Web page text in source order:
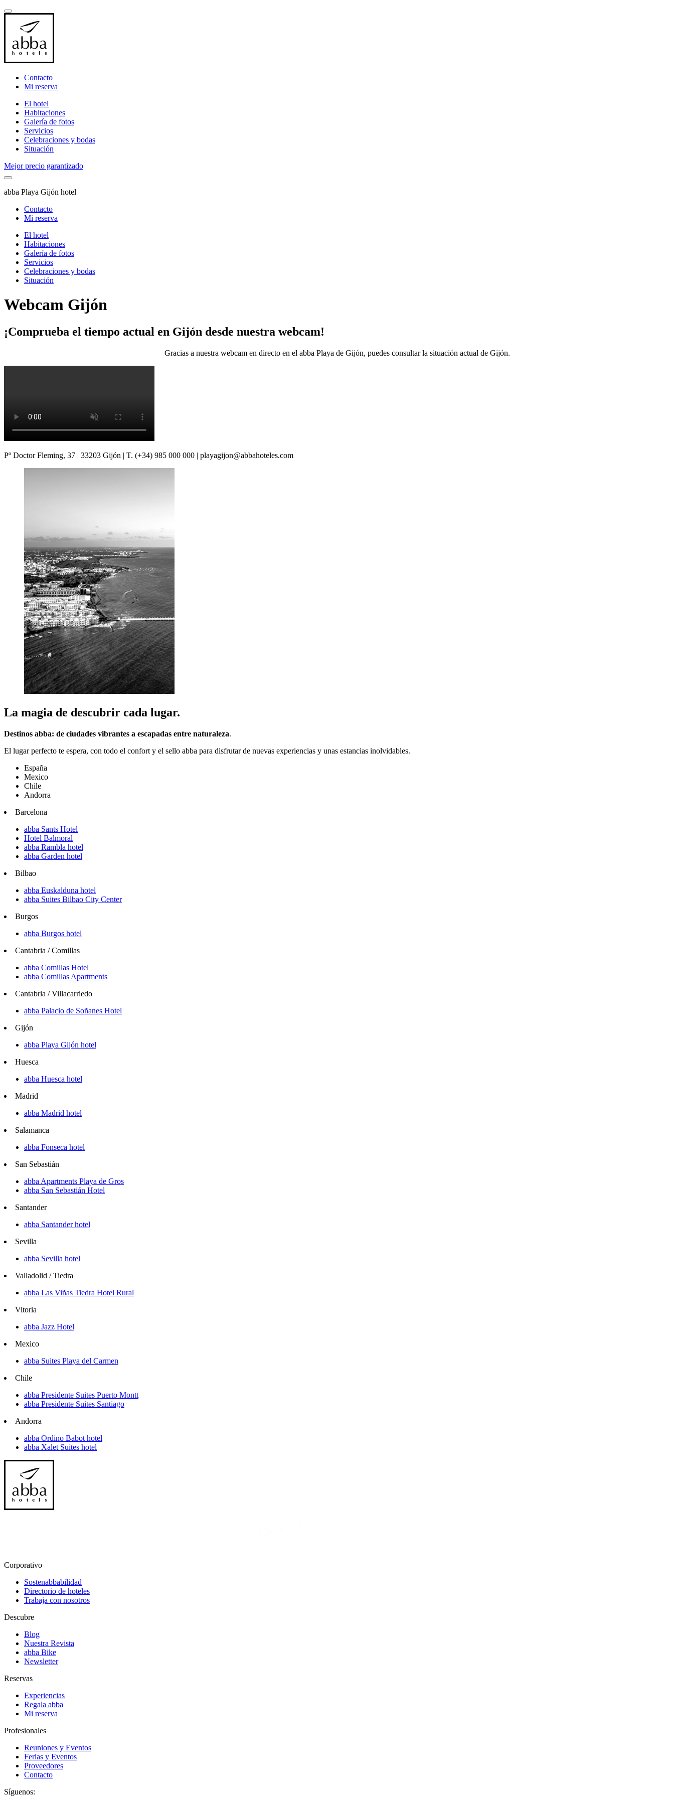
Contacto
Mi reserva
El hotel
Habitaciones
Galería de fotos
Servicios
Celebraciones y bodas
Situación
Mejor precio garantizado
abba Playa Gijón hotel
Contacto
Mi reserva
El hotel
Habitaciones
Galería de fotos
Servicios
Celebraciones y bodas
Situación
Webcam Gijón
¡Comprueba el tiempo actual en Gijón desde nuestra webcam!
Gracias a nuestra webcam en directo en el abba Playa de Gijón, puedes consultar la situación actual de Gijón.
Pº Doctor Fleming, 37 | 33203 Gijón | T. (+34) 985 000 000 | playagijon@abbahoteles.com
La magia de descubrir cada lugar.
Destinos abba: de ciudades vibrantes a escapadas entre naturaleza.
El lugar perfecto te espera, con todo el confort y el sello abba para disfrutar de nuevas experiencias y unas estancias inolvidables.
España
Mexico
Chile
Andorra
Barcelona
abba Sants Hotel
Hotel Balmoral
abba Rambla hotel
abba Garden hotel
Bilbao
abba Euskalduna hotel
abba Suites Bilbao City Center
Burgos
abba Burgos hotel
Cantabria / Comillas
abba Comillas Hotel
abba Comillas Apartments
Cantabria / Villacarriedo
abba Palacio de Soñanes Hotel
Gijón
abba Playa Gijón hotel
Huesca
abba Huesca hotel
Madrid
abba Madrid hotel
Salamanca
abba Fonseca hotel
San Sebastián
abba Apartments Playa de Gros
abba San Sebastián Hotel
Santander
abba Santander hotel
Sevilla
abba Sevilla hotel
Valladolid / Tiedra
abba Las Viñas Tiedra Hotel Rural
Vitoria
abba Jazz Hotel
Mexico
abba Suites Playa del Carmen
Chile
abba Presidente Suites Puerto Montt
abba Presidente Suites Santiago
Andorra
abba Ordino Babot hotel
abba Xalet Suites hotel
Corporativo
Sostenabbabilidad
Directorio de hoteles
Trabaja con nosotros
Descubre
Blog
Nuestra Revista
abba Bike
Newsletter
Reservas
Experiencias
Regala abba
Mi reserva
Profesionales
Reuniones y Eventos
Ferias y Eventos
Proveedores
Contacto
Síguenos: